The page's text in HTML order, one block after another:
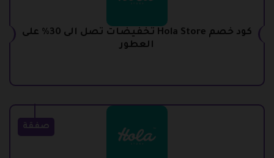
كود خصم Hola Store تخفيضات تصل الى 30% على
العطور
صفقة